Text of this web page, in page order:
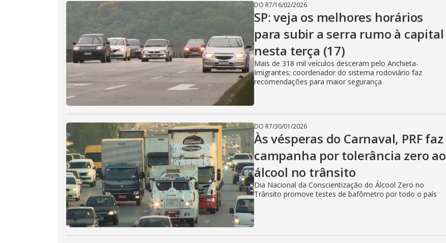
DO R7/16/02/2026
SP: veja os melhores horários
para subir a serra rumo à capital
nesta terça (17)
Mais de 318 mil veículos desceram pelo Anchieta-
Imigrantes; coordenador do sistema rodoviário faz
recomendações para maior segurança
DO R7/30/01/2026
Às vésperas do Carnaval, PRF faz
campanha por tolerância zero ao
álcool no trânsito
Dia Nacional da Conscientização do Álcool Zero no
Trânsito promove testes de bafômetro por todo o país